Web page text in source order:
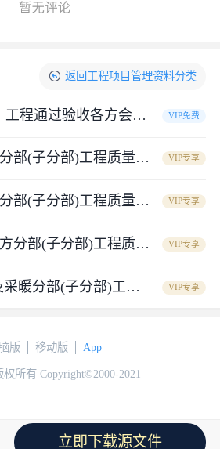
返回 工程项目管理资料分类
分部（子分部）工程通过验收各方会签表资料 VIP免费
表D-3建筑装饰分部(子分部)工程质量验收记录表.xls VIP专享
表D-3主体结构分部(子分部)工程质量验收记录表.xls VIP专享
表D-3无支护土方分部(子分部)工程质量验收记录表.xls VIP专享
表D-3-给排水及采暖分部(子分部)工程质量验收记录表.xls VIP专享
立即下载源文件
版 移动版 App
所有 Copyright©2000-2021